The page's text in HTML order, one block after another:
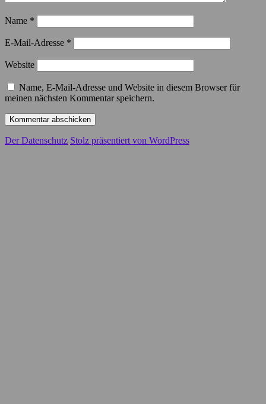
Name *
E-Mail-Adresse *
Website
Name, E-Mail-Adresse und Website in diesem Browser für
meinen nächsten Kommentar speichern.
Der Datenschutz Stolz präsentiert von WordPress